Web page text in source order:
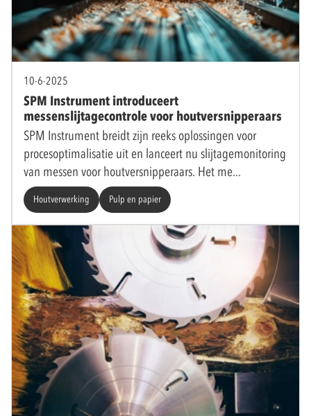
10-6-2025
SPM Instrument introduceert
messenslijtagecontrole voor houtversnipperaars
SPM Instrument breidt zijn reeks oplossingen voor
procesoptimalisatie uit en lanceert nu slijtagemonitoring
van messen voor houtversnipperaars. Het me
Houtverwerking Pulp en papier